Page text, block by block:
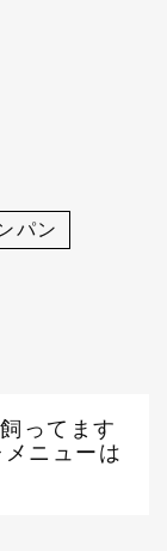
パン
ってます
ニューは